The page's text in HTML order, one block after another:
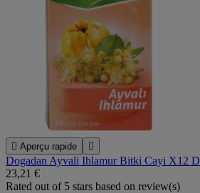
 Aperçu rapide 
Dogadan Ayvali Ihlamur Bitki Cayi X12 D
23,21 €
Rated out of 5 stars based on review(s)